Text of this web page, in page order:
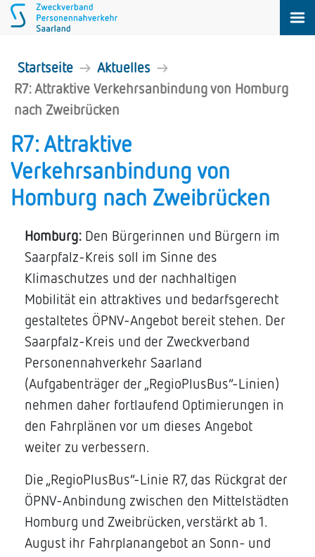
Startseite
Aktuelles
R7: Attraktive Verkehrsanbindung von Homburg
nach Zweibrücken
R7: Attraktive
Verkehrsanbindung von
Homburg nach Zweibrücken
Homburg: Den Bürgerinnen und Bürgern im
Saarpfalz-Kreis soll im Sinne des
Klimaschutzes und der nachhaltigen
Mobilität ein attraktives und bedarfsgerecht
gestaltetes ÖPNV-Angebot bereit stehen. Der
Saarpfalz-Kreis und der Zweckverband
Personennahverkehr Saarland
(Aufgabenträger der „RegioPlusBus“-Linien)
nehmen daher fortlaufend Optimierungen in
den Fahrplänen vor um dieses Angebot
weiter zu verbessern.
Die „RegioPlusBus“-Linie R7, das Rückgrat der
ÖPNV-Anbindung zwischen den Mittelstädten
Homburg und Zweibrücken, verstärkt ab 1.
August ihr Fahrplanangebot an Sonn- und